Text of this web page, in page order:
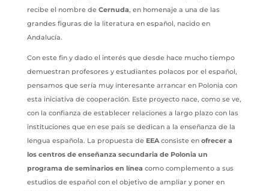
recibe el nombre de Cernuda, en homenaje a una de las
grandes figuras de la literatura en español, nacido en
Andalucía.
Con este fin y dado el interés que desde hace mucho tiempo
demuestran profesores y estudiantes polacos por el español,
pensamos que sería muy interesante arrancar en Polonia con
esta iniciativa de cooperación. Este proyecto nace, como se ve,
con la confianza de establecer relaciones a largo plazo con las
instituciones que en ese país se dedican a la enseñanza de la
lengua española. La propuesta de EEAconsiste en ofrecer a
los centros de enseñanza secundaria de Polonia un
programa de seminarios en línea como complemento a sus
estudios de español con el objetivo de ampliar y poner en